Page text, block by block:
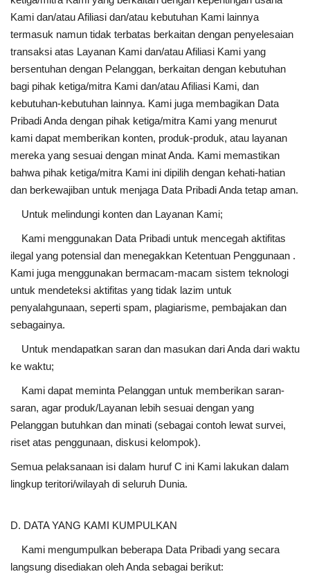
Kami dan/atau Afiliasi dan/atau kebutuhan Kami lainnya
termasuk namun tidak terbatas berkaitan dengan penyelesaian
transaksi atas Layanan Kami dan/atau Afiliasi Kami yang
bersentuhan dengan Pelanggan, berkaitan dengan kebutuhan
bagi pihak ketiga/mitra Kami dan/atau Afiliasi Kami, dan
kebutuhan-kebutuhan lainnya. Kami juga membagikan Data
Pribadi Anda dengan pihak ketiga/mitra Kami yang menurut
kami dapat memberikan konten, produk-produk, atau layanan
mereka yang sesuai dengan minat Anda. Kami memastikan
bahwa pihak ketiga/mitra Kami ini dipilih dengan kehati-hatian
dan berkewajiban untuk menjaga Data Pribadi Anda tetap aman.
Untuk melindungi konten dan Layanan Kami;
Kami menggunakan Data Pribadi untuk mencegah aktifitas
ilegal yang potensial dan menegakkan Ketentuan Penggunaan .
Kami juga menggunakan bermacam-macam sistem teknologi
untuk mendeteksi aktifitas yang tidak lazim untuk
penyalahgunaan, seperti spam, plagiarisme, pembajakan dan
sebagainya.
Untuk mendapatkan saran dan masukan dari Anda dari waktu
ke waktu;
Kami dapat meminta Pelanggan untuk memberikan saran-
saran, agar produk/Layanan lebih sesuai dengan yang
Pelanggan butuhkan dan minati (sebagai contoh lewat survei,
riset atas penggunaan, diskusi kelompok).
Semua pelaksanaan isi dalam huruf C ini Kami lakukan dalam
lingkup teritori/wilayah di seluruh Dunia.
D. DATA YANG KAMI KUMPULKAN
Kami mengumpulkan beberapa Data Pribadi yang secara
langsung disediakan oleh Anda sebagai berikut: